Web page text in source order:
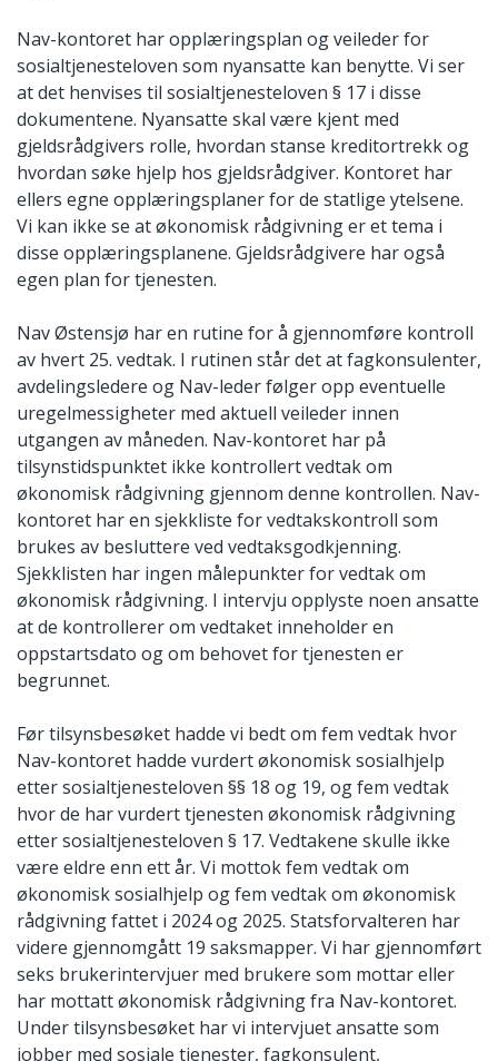
Nav-kontoret har opplæringsplan og veileder for
sosialtjenesteloven som nyansatte kan benytte. Vi ser
at det henvises til sosialtjenesteloven § 17 i disse
dokumentene. Nyansatte skal være kjent med
gjeldsrådgivers rolle, hvordan stanse kreditortrekk og
hvordan søke hjelp hos gjeldsrådgiver. Kontoret har
ellers egne opplæringsplaner for de statlige ytelsene.
Vi kan ikke se at økonomisk rådgivning er et tema i
disse opplæringsplanene. Gjeldsrådgivere har også
egen plan for tjenesten.
Nav Østensjø har en rutine for å gjennomføre kontroll
av hvert 25. vedtak. I rutinen står det at fagkonsulenter,
avdelingsledere og Nav-leder følger opp eventuelle
uregelmessigheter med aktuell veileder innen
utgangen av måneden. Nav-kontoret har på
tilsynstidspunktet ikke kontrollert vedtak om
økonomisk rådgivning gjennom denne kontrollen. Nav-
kontoret har en sjekkliste for vedtakskontroll som
brukes av besluttere ved vedtaksgodkjenning.
Sjekklisten har ingen målepunkter for vedtak om
økonomisk rådgivning. I intervju opplyste noen ansatte
at de kontrollerer om vedtaket inneholder en
oppstartsdato og om behovet for tjenesten er
begrunnet.
Før tilsynsbesøket hadde vi bedt om fem vedtak hvor
Nav-kontoret hadde vurdert økonomisk sosialhjelp
etter sosialtjenesteloven §§ 18 og 19, og fem vedtak
hvor de har vurdert tjenesten økonomisk rådgivning
etter sosialtjenesteloven § 17. Vedtakene skulle ikke
være eldre enn ett år. Vi mottok fem vedtak om
økonomisk sosialhjelp og fem vedtak om økonomisk
rådgivning fattet i 2024 og 2025. Statsforvalteren har
videre gjennomgått 19 saksmapper. Vi har gjennomført
seks brukerintervjuer med brukere som mottar eller
har mottatt økonomisk rådgivning fra Nav-kontoret.
Under tilsynsbesøket har vi intervjuet ansatte som
jobber med sosiale tjenester, fagkonsulent,